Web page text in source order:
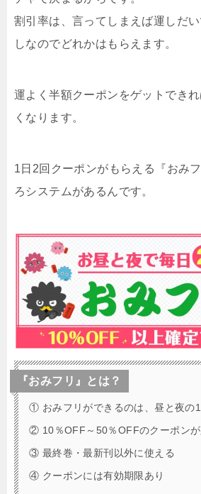
割引率は、言ってしまえば運しだ
しなのでどれかはもらえます。
運よく半額クーポンをゲットでき
くなります。
1日2回クーポンがもらえる『おみ
ろシステムがあるんです。
『おみフリ』とは？
① おみフリができるのは、昼と夜の
② 10％OFF～50％OFFのクーポンが
③ 最終巻・最新刊以外に使える
④ クーポンには有効期限あり